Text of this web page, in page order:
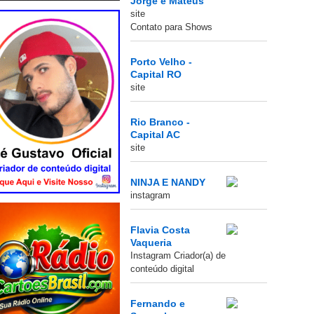
site
Contato para Shows
Porto Velho -
Capital RO
site
Rio Branco -
Capital AC
site
NINJA E NANDY
instagram
Flavia Costa
Vaqueria
Instagram Criador(a) de
conteúdo digital
Fernando e